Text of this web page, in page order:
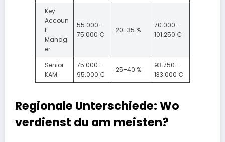
Key
Accoun
t
Manag
er
55.000–
75.000 €
20–35 %
70.000–
101.250 €
Senior
KAM
75.000–
95.000 €
25–40 %
93.750–
133.000 €
Regionale Unterschiede: Wo
verdienst du am meisten?